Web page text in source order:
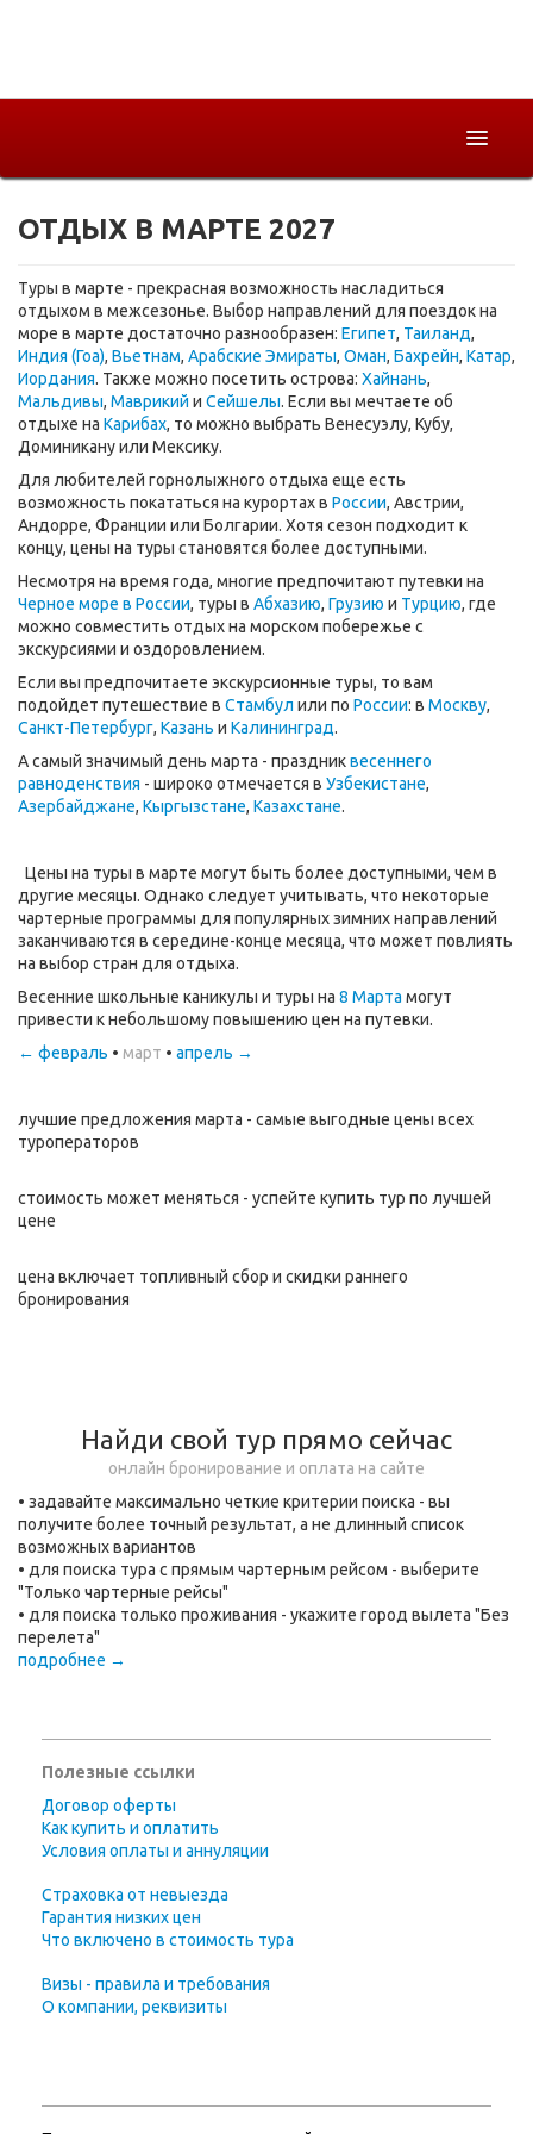
Горящие
Как купить
О компании
ОТДЫХ В МАРТЕ 2027
Туры в марте - прекрасная возможность насладиться
отдыхом в межсезонье. Выбор направлений для поездок на
море в марте достаточно разнообразен: Египет, Таиланд,
Индия (Гоа), Вьетнам, Арабские Эмираты, Оман, Бахрейн, Катар,
Иордания. Также можно посетить острова: Хайнань,
Мальдивы, Маврикий и Сейшелы. Если вы мечтаете об
отдыхе на Карибах, то можно выбрать Венесуэлу, Кубу,
Доминикану или Мексику.
Для любителей горнолыжного отдыха еще есть
возможность покататься на курортах в России, Австрии,
Андорре, Франции или Болгарии. Хотя сезон подходит к
концу, цены на туры становятся более доступными.
Несмотря на время года, многие предпочитают путевки на
Черное море в России, туры в Абхазию, Грузию и Турцию, где
можно совместить отдых на морском побережье с
экскурсиями и оздоровлением.
Если вы предпочитаете экскурсионные туры, то вам
подойдет путешествие в Стамбул или по России: в Москву,
Санкт-Петербург, Казань и Калининград.
А самый значимый день марта - праздниквесеннего
равноденствия - широко отмечается в Узбекистане,
Азербайджане, Кыргызстане, Казахстане.
Цены на туры в марте могут быть более доступными, чем в
другие месяцы. Однако следует учитывать, что некоторые
чартерные программы для популярных зимних направлений
заканчиваются в середине-конце месяца, что может повлиять
на выбор стран для отдыха.
Весенние школьные каникулы и туры на 8 Марта могут
привести к небольшому повышению цен на путевки.
← февраль • март • апрель →
лучшие предложения марта - самые выгодные цены всех
туроператоров
стоимость может меняться - успейте купить тур по лучшей
цене
цена включает топливный сбор и скидки раннего
бронирования
Найди свой тур прямо сейчас
онлайн бронирование и оплата на сайте
• задавайте максимально четкие критерии поиска - вы
получите более точный результат, а не длинный список
возможных вариантов
• для поиска тура с прямым чартерным рейсом - выберите
"Только чартерные рейсы"
• для поиска только проживания - укажите город вылета "Без
перелета"
подробнее →
Полезные ссылки
Договор оферты
Как купить и оплатить
Условия оплаты и аннуляции
Страховка от невыезда
Гарантия низких цен
Что включено в стоимость тура
Визы - правила и требования
О компании, реквизиты